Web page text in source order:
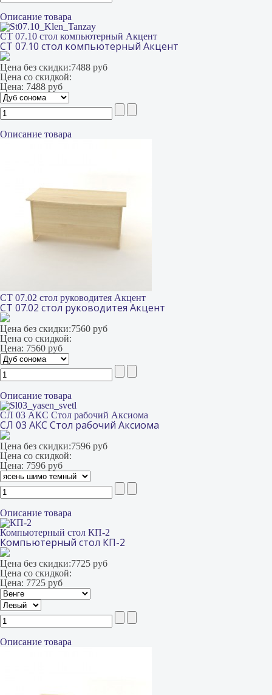
Описание товара
СТ 07.10 стол компьютерный Акцент
СТ 07.10 стол компьютерный Акцент
Цена без скидки:7488 руб
Цена со скидкой:
Цена: 7488 руб
Описание товара
СТ 07.02 стол руководитея Акцент
СТ 07.02 стол руководитея Акцент
Цена без скидки:7560 руб
Цена со скидкой:
Цена: 7560 руб
Описание товара
СЛ 03 АКС Стол рабочий Аксиома
СЛ 03 АКС Стол рабочий Аксиома
Цена без скидки:7596 руб
Цена со скидкой:
Цена: 7596 руб
Описание товара
Компьютерный стол КП-2
Компьютерный стол КП-2
Цена без скидки:7725 руб
Цена со скидкой:
Цена: 7725 руб
Описание товара